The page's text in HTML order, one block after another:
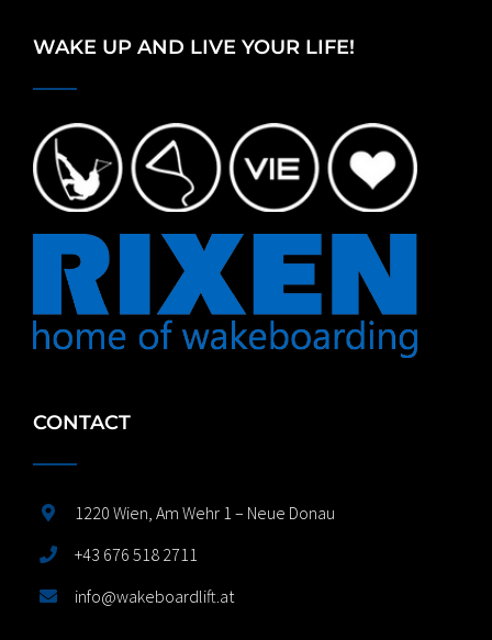
WAKE UP AND LIVE YOUR LIFE!
CONTACT
1220 Wien, Am Wehr 1 – Neue Donau
+43 676 518 2711
info@wakeboardlift.at